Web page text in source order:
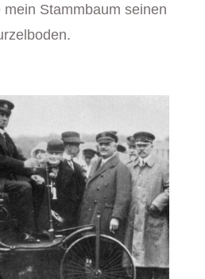
Stammbaum seinen